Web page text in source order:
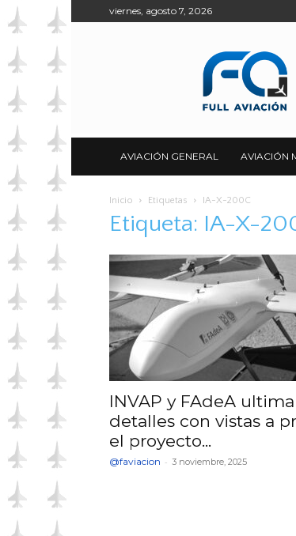
viernes, agosto 7, 2026
AVIACIÓN GENERAL AVIACIÓN
Inicio Etiquetas IA-X-200C
Etiqueta: IA-X-
INVAP y FAdeA
detalles con vistas a
el proyecto...
@faviacion - 3 noviembre, 2025